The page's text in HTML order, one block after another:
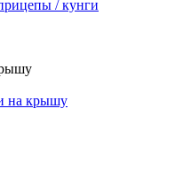
/ кунги
на крышу